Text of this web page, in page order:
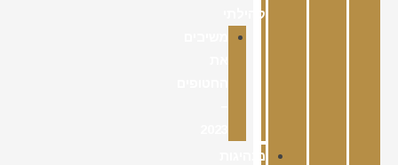
קהילתי
מנהיגות